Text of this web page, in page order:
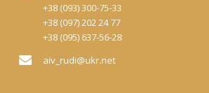
+38 (093) 300-75-33
+38 (097) 202 24 77
+38 (095) 637-56-28
aiv_rudi@ukr.net